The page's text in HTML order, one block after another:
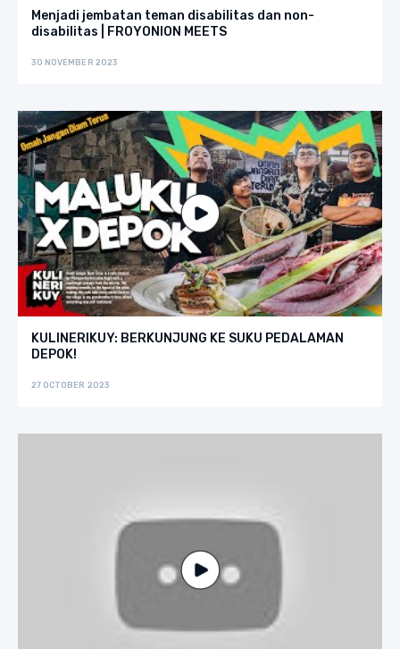
Menjadi jembatan teman disabilitas dan non-
disabilitas | FROYONION MEETS
30 NOVEMBER 2023
KULINERIKUY: BERKUNJUNG KE SUKU PEDALAMAN
DEPOK!
27 OCTOBER 2023